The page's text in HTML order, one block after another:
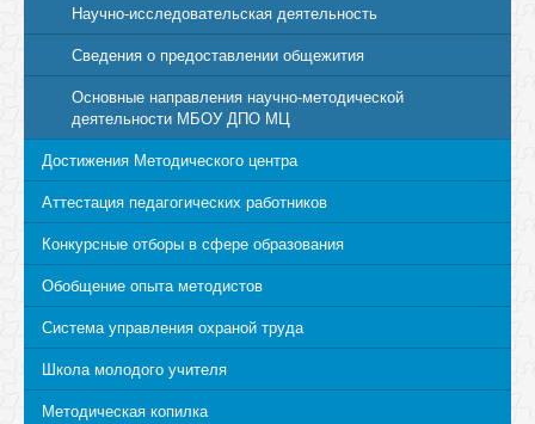
Научно-исследовательская деятельность
Сведения о предоставлении общежития
Основные направления научно-методической
деятельности МБОУ ДПО МЦ
Достижения Методического центра
Аттестация педагогических работников
Конкурсные отборы в сфере образования
Обобщение опыта методистов
Система управления охраной труда
Школа молодого учителя
Методическая копилка